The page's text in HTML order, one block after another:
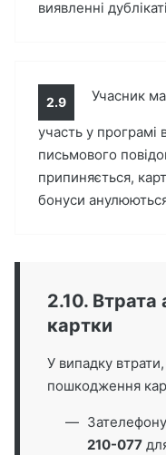
виявленні
2.9 Учасник
участь у
письмового
припиняється,
бонуси
2.10.
картки
У випадку
пошкодження
210-077